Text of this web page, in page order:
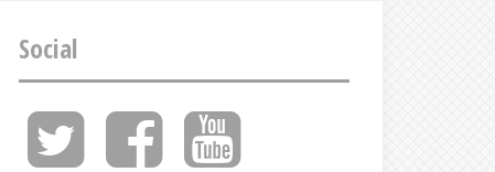
Social
Twitter Facebook Youtube